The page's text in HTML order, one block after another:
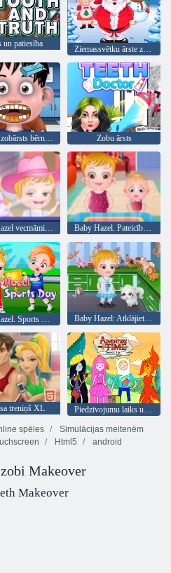
un patiesība
Mazais zobārsts bērniem 2 Zobu ārsts
Baby Hazel vecmāmiņas māja
Baby Hazel. Sports diena
treniņš XL
spēles
Simulācijas meitenēm
Html5 android
Makeover
Makeover